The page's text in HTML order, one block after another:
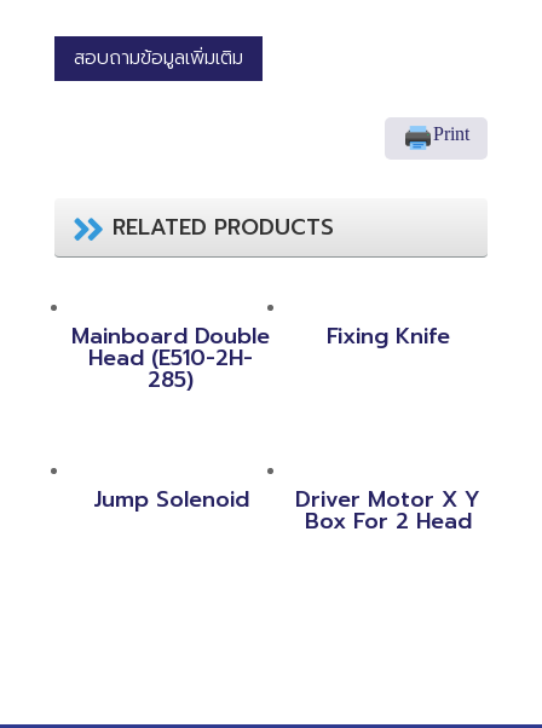
สอบถามข้อมูลเพิ่มเติม
Print
RELATED PRODUCTS
Mainboard Double
Head (E510-2H-
285)
Fixing Knife
Jump Solenoid Driver Motor X Y
Box For 2 Head